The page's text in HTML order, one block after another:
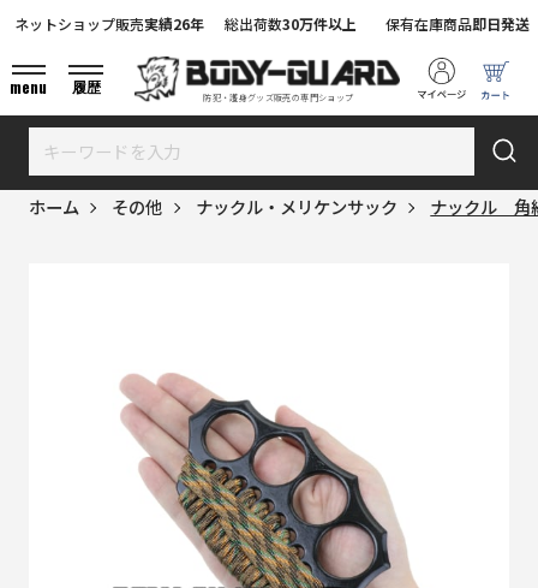
防犯・護身グッズ販売の専門ショップ
ネットショップ販売実績26年 総出荷数30万件以上 保有在庫商品即日発送
menu 履歴
ホーム その他 ナックル・メリケンサック ナックル 角